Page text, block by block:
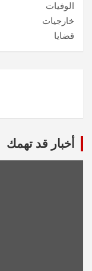
الوفيات
خارجيات
قضايا
أخبار قد تهمك